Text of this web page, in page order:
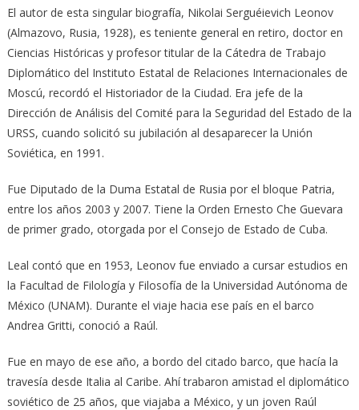
El autor de esta singular biografía, Nikolai Serguéievich Leonov
(Almazovo, Rusia, 1928), es teniente general en retiro, doctor en
Ciencias Históricas y profesor titular de la Cátedra de Trabajo
Diplomático del Instituto Estatal de Relaciones Internacionales de
Moscú, recordó el Historiador de la Ciudad. Era jefe de la
Dirección de Análisis del Comité para la Seguridad del Estado de la
URSS, cuando solicitó su jubilación al desaparecer la Unión
Soviética, en 1991.
Fue Diputado de la Duma Estatal de Rusia por el bloque Patria,
entre los años 2003 y 2007. Tiene la Orden Ernesto Che Guevara
de primer grado, otorgada por el Consejo de Estado de Cuba.
Leal contó que en 1953, Leonov fue enviado a cursar estudios en
la Facultad de Filología y Filosofía de la Universidad Autónoma de
México (UNAM). Durante el viaje hacia ese país en el barco
Andrea Gritti, conoció a Raúl.
Fue en mayo de ese año, a bordo del citado barco, que hacía la
travesía desde Italia al Caribe. Ahí trabaron amistad el diplomático
soviético de 25 años, que viajaba a México, y un joven Raúl